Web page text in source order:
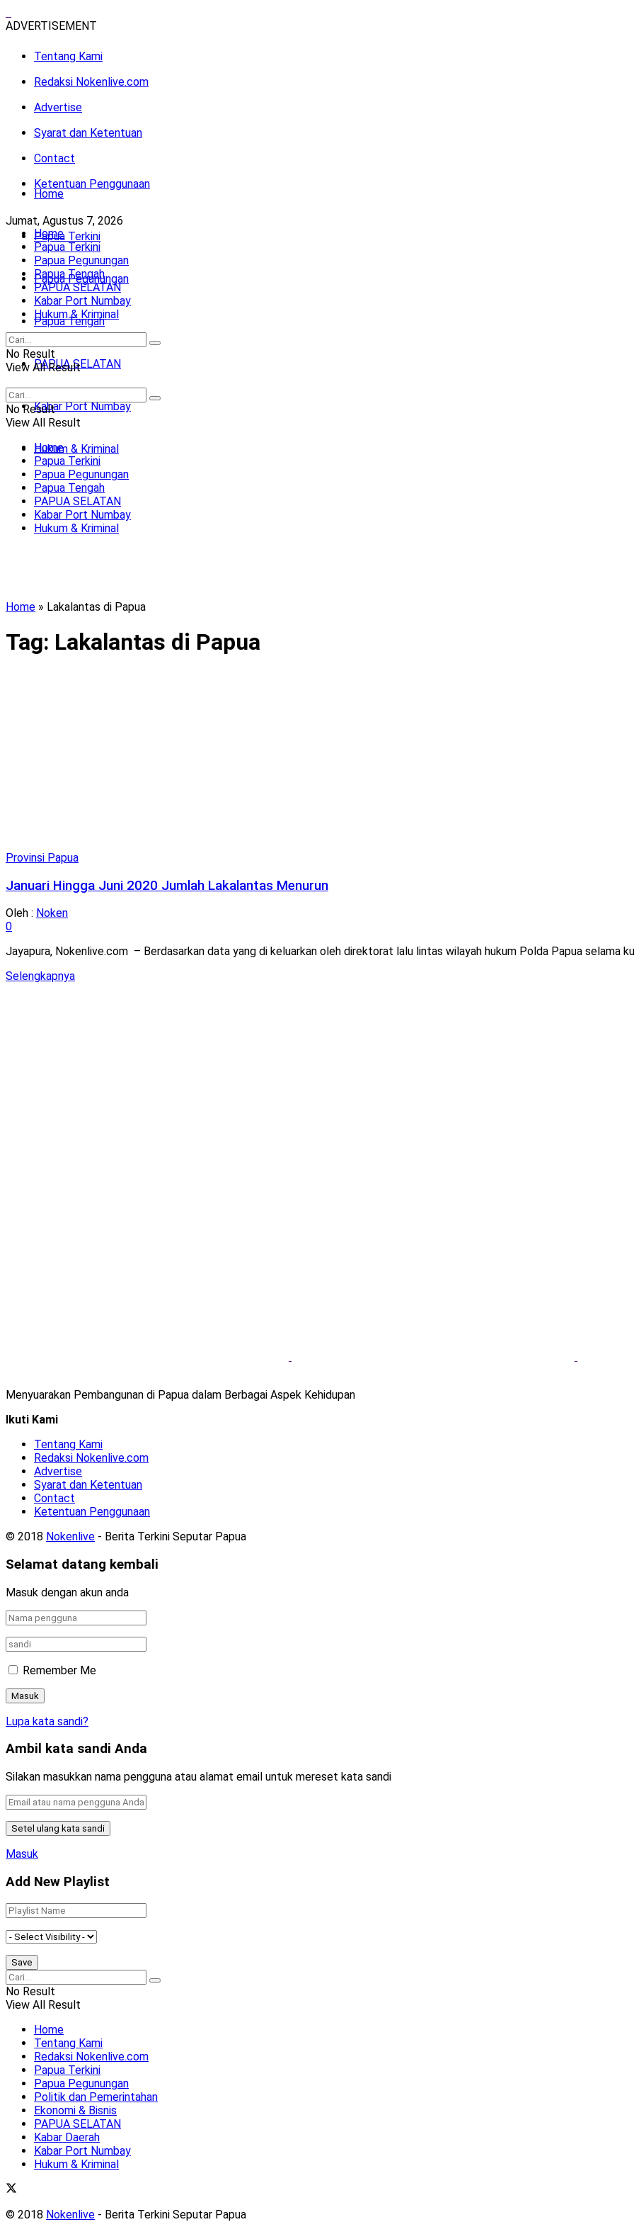
ADVERTISEMENT
Tentang Kami
Redaksi Nokenlive.com
Advertise
Syarat dan Ketentuan
Contact
Ketentuan Penggunaan
Jumat, Agustus 7, 2026
Home
Papua Terkini
Papua Pegunungan
Papua Tengah
PAPUA SELATAN
Kabar Port Numbay
Hukum & Kriminal
Home
Papua Terkini
Papua Pegunungan
Papua Tengah
PAPUA SELATAN
Kabar Port Numbay
Hukum & Kriminal
No Result
View All Result
No Result
View All Result
Home
Papua Terkini
Papua Pegunungan
Papua Tengah
PAPUA SELATAN
Kabar Port Numbay
Hukum & Kriminal
Home » Lakalantas di Papua
Tag: Lakalantas di Papua
Provinsi Papua
Januari Hingga Juni 2020 Jumlah Lakalantas Menurun
Oleh : Noken
0
Jayapura, Nokenlive.com – Berdasarkan data yang di keluarkan oleh direktorat lalu lintas wilayah hukum Polda Papua selama
SelengkapnyaDetails
Menyuarakan Pembangunan di Papua dalam Berbagai Aspek Kehidupan
Ikuti Kami
Tentang Kami
Redaksi Nokenlive.com
Advertise
Syarat dan Ketentuan
Contact
Ketentuan Penggunaan
© 2018 Nokenlive - Berita Terkini Seputar Papua
Selamat datang kembali
Masuk dengan akun anda
Remember Me
Lupa kata sandi?
Ambil kata sandi Anda
Silakan masukkan nama pengguna atau alamat email untuk mereset kata sandi
Masuk
Add New Playlist
No Result
View All Result
Home
Tentang Kami
Redaksi Nokenlive.com
Papua Terkini
Papua Pegunungan
Politik dan Pemerintahan
Ekonomi & Bisnis
PAPUA SELATAN
Kabar Daerah
Kabar Port Numbay
Hukum & Kriminal
© 2018 Nokenlive - Berita Terkini Seputar Papua